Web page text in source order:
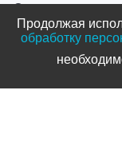
О компании
Оплата и
Новости и
Блог
Продолжая
обработку